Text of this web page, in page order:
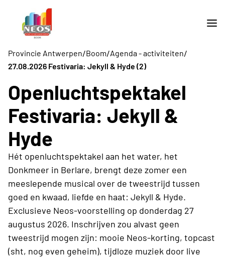
Provincie Antwerpen/Boom/Agenda - activiteiten/
27.08.2026 Festivaria: Jekyll & Hyde (2)
Openluchtspektakel
Festivaria: Jekyll &
Hyde
Hét openluchtspektakel aan het water, het
Donkmeer in Berlare, brengt deze zomer een
meeslepende musical over de tweestrijd tussen
goed en kwaad, liefde en haat: Jekyll & Hyde.
Exclusieve Neos-voorstelling op donderdag 27
augustus 2026. Inschrijven zou alvast geen
tweestrijd mogen zijn: mooie Neos-korting, topcast
(sht, nog even geheim), tijdloze muziek door live